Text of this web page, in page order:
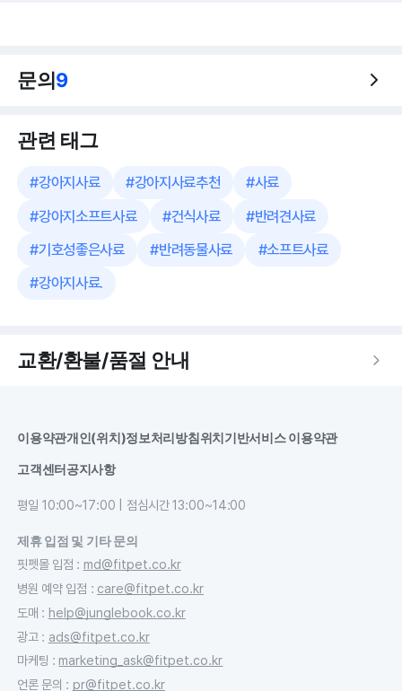
문의9
관련 태그
#강아지사료 #강아지사료추천 #사료
#강아지소프트사료 #건식사료 #반려견사료
#기호성좋은사료 #반려동물사료 #소프트사료
#강아지사료.
교환/환불/품절 안내
이용약관개인(위치)정보처리방침위치기반서비스 이용약관
고객센터공지사항
평일 10:00~17:00 | 점심시간 13:00~14:00
제휴 입점 및 기타 문의
핏펫몰 입점 : md@fitpet.co.kr
병원 예약 입점 : care@fitpet.co.kr
도매 : help@junglebook.co.kr
광고: ads@fitpet.co.kr
마케팅 : marketing_ask@fitpet.co.kr
언론 문의 : pr@fitpet.co.kr